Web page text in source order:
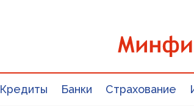
Кредиты Банки Страхование